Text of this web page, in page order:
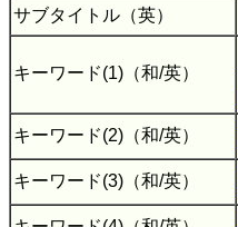
サブタイトル（英）
キーワード(1)（和/英）
キーワード(2)（和/英）
キーワード(3)（和/英）